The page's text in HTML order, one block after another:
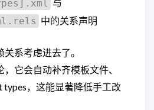
与
中的关系声明
系考虑进去了。
它会自动补齐模板文件、
types，这能显著降低手工改